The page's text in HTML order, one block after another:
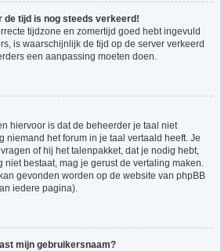
de tijd is nog steeds verkeerd!
tijdzone en zomertijd goed hebt ingevuld
is waarschijnlijk de tijd op de server verkeerd
een aanpassing moeten doen.
hiervoor is dat de beheerder je taal niet
niemand het forum in je taal vertaald heeft. Je
of hij het talenpakket, dat je nodig hebt,
niet bestaat, mag je gerust de vertaling maken.
gevonden worden op de website van phpBB
iedere pagina).
mijn gebruikersnaam?